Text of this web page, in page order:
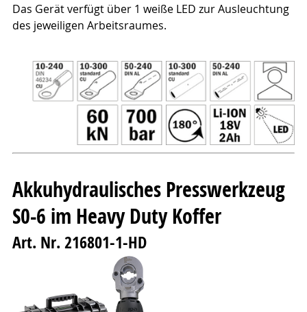
Das Gerät verfügt über 1 weiße LED zur Ausleuchtung
des jeweiligen Arbeitsraumes.
Akkuhydraulisches Presswerkzeug
S0-6 im Heavy Duty Koffer
Art. Nr. 216801-1-HD